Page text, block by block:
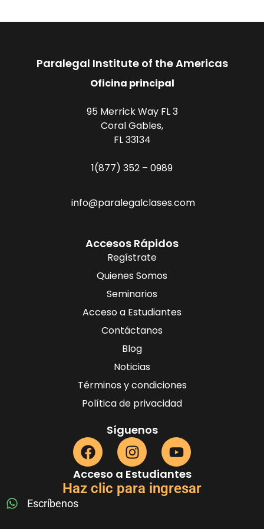
Paralegal Institute of the Americas
Oficina principal
95 Merrick Way FL 3
Coral Gables,
FL 33134
1(877) 352 – 0989
info@paralegalclases.com
Accesos Rápidos
Regístrate
Quienes Somos
Seminarios
Acceso a Estudiantes
Contáctanos
Blog
Noticias
Términos y condiciones
Política de privacidad
Síguenos
Acceso a Estudiantes
Haz clic para ingresar
Escríbenos